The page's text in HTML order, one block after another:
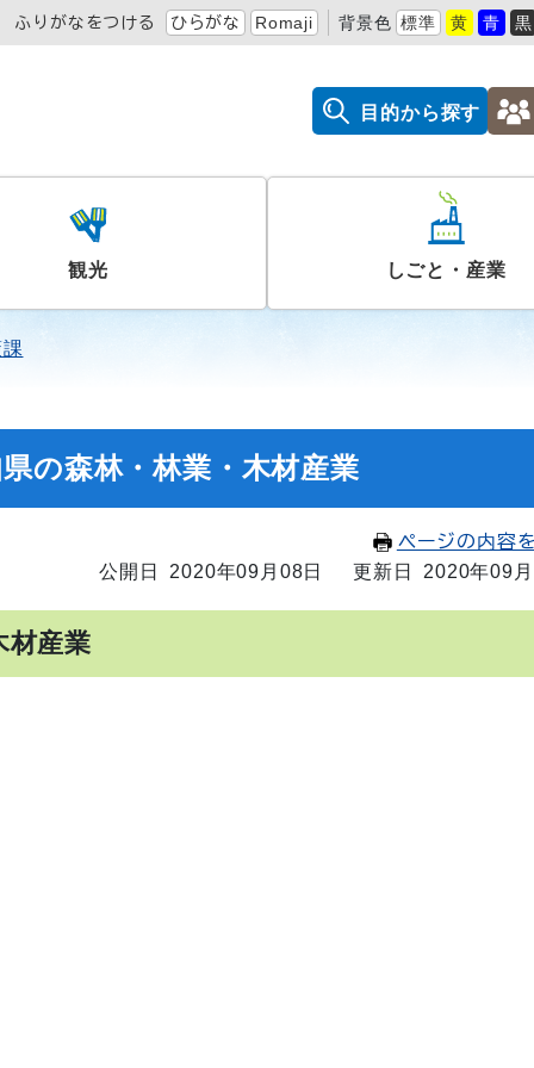
ふりがなをつける ひらがな Romaji 背景色 標準 黄 青 黒
目的から探す
観光 しごと・産業
森林・林業・木材産業
ページの内容
公開日 2020年09月08日
更新日 2020年09
材産業